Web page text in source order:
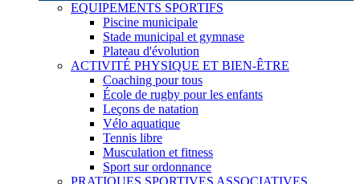
EQUIPEMENTS SPORTIFS
Piscine municipale
Stade municipal et gymnase
Plateau d'évolution
ACTIVITÉ PHYSIQUE ET BIEN-ÊTRE
Coaching pour tous
École de rugby pour les enfants
Leçons de natation
Vélo aquatique
Tennis libre
Musculation et fitness
Sport sur ordonnance
PRATIQUES SPORTIVES ASSOCIATIVES